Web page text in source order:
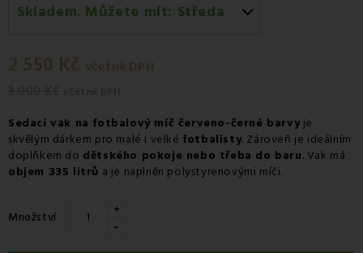
Skladem. Můžete mít: Středa
2 550 Kč včetně DPH
Sedací vak na fotbalový míč červeno-černé barvyje
skvělým dárkem pro malé i velké fotbalisty. Zároveň je ideálním
doplňkem do dětského pokoje nebo třeba do baru. Vak má
objem 335 litrů a je naplněn polystyrenovými míči.
Množství +
-